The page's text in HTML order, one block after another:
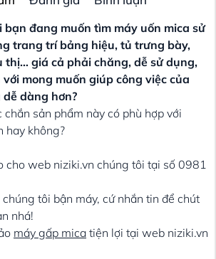
bạn đang muốn tìm máy uốn mica sử
trang trí bảng hiệu, tủ trưng bày,
thị… giá cả phải chăng, dễ sử dụng,
mong muốn giúp công việc của
dàng hơn?
chắn sản phẩm này có phù hợp với
hay không?
cho web niziki.vn chúng tôi tại số 0981
tôi bận máy, cứ nhắn tin để chút
nhá!
máy gấp mica tiện lợi tại web niziki.vn